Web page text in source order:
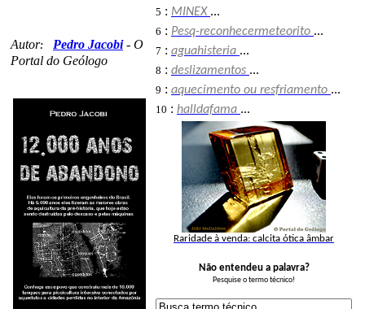
Autor: Pedro Jacobi- O
Portal do Geólogo
5 : MINEX ...
6 : Pesq-reconhecermeteorito ...
7 : aguahisteria ...
8 : deslizamentos ...
9 : aquecimento ou resfriamento ...
10 : halldafama ...
Raridade à venda: calcita ótica âmbar
Não entendeu a palavra?
Pesquise o termo técnico!